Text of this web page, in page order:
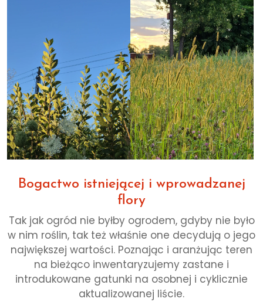
Bogactwo istniejącej i wprowadzanej
flory
Tak jak ogród nie byłby ogrodem, gdyby nie było
w nim roślin, tak też właśnie one decydują o jego
największej wartości. Poznając i aranżując teren
na bieżąco inwentaryzujemy zastane i
introdukowane gatunki na osobnej i cyklicznie
aktualizowanej liście.